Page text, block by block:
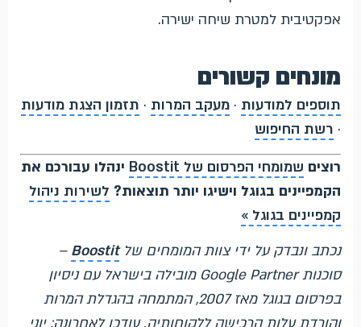
אפקטיבית למטרת שיחה ישירה.
מונחים קשורים
תוספים למודעות · מעקב המרות · תזמון הצגת מודעות
· רשת החיפוש
רוצים שמומחי הפרסום של Boostit
ינהלו עבורכם את
הקמפיינים בגוגל וישיגו יותר תוצאות? לשירות ניהול
קמפיינים בגוגל »
נכתב ונבדק על ידי צוות המומחים שלBoostit
–
סוכנות Google Partner מובילה בישראל עם ניסיון
בפרסום בגוגל מאז 2007, המתמחה בהגדלת המרות